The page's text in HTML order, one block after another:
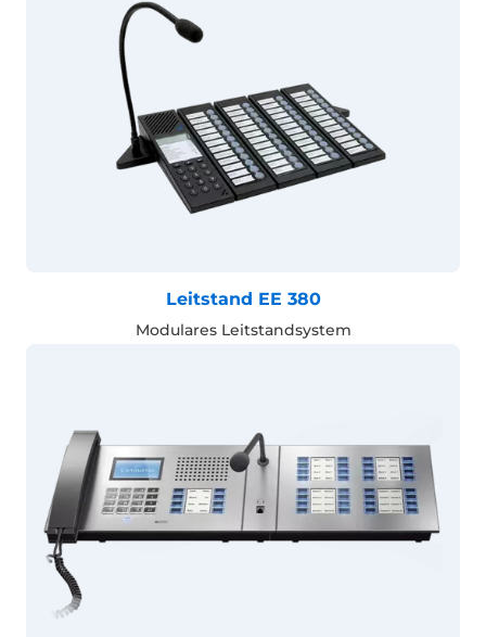
Leitstand EE 380
Modulares Leitstandsystem